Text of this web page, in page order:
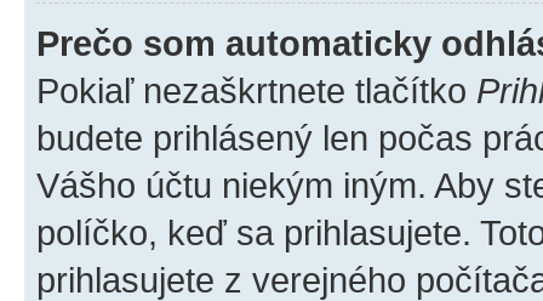
Prečo som automaticky
Pokiaľ nezaškrtnete tlačítko
budete prihlásený len počas
Vášho účtu niekým iným. Aby
políčko, keď sa prihlasujete.
prihlasujete z verejného